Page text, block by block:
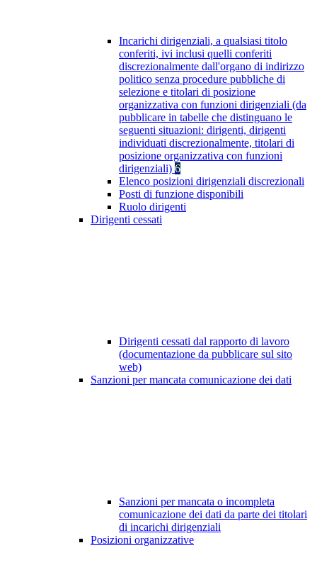
Incarichi dirigenziali, a qualsiasi titolo
conferiti, ivi inclusi quelli conferiti
discrezionalmente dall'organo di indirizzo
politico senza procedure pubbliche di
selezione e titolari di posizione
organizzativa con funzioni dirigenziali (da
pubblicare in tabelle che distinguano le
seguenti situazioni: dirigenti, dirigenti
individuati discrezionalmente, titolari di
posizione organizzativa con funzioni
dirigenziali) 6
Elenco posizioni dirigenziali discrezionali
Posti di funzione disponibili
Ruolo dirigenti
Dirigenti cessati
Dirigenti cessati dal rapporto di lavoro
(documentazione da pubblicare sul sito
web)
Sanzioni per mancata comunicazione dei dati
Sanzioni per mancata o incompleta
comunicazione dei dati da parte dei titolari
di incarichi dirigenziali
Posizioni organizzative